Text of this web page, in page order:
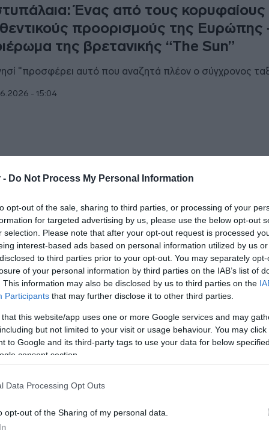
- Do Not Process My Personal Information
opt-out of the sale, sharing to third parties, or processing of your
for targeted advertising by us, please use the below opt-out
selection. Please note that after your opt-out request is processed
interest-based ads based on personal information utilized by us
to third parties prior to your opt-out. You may separately
of your personal information by third parties on the IAB’s list of
This information may also be disclosed by us to third parties on the
Participants that may further disclose it to other third parties.
that this website/app uses one or more Google services and may
but not limited to your visit or usage behaviour. You may
to Google and its third-party tags to use your data for below
consent section.
Data Processing Opt Outs
opt-out of the Sharing of my personal data.
Ένας από τους κορυφαίους
προορισμούς της Ευρώπης
της βρετανικής “The Sun”
"προσφέρει αυτό που αναζητά πλέον ο σύγχρονος
- 15:04
η Αστυπάλαια
η ανακοίνωση
- 19:02
Ένας από τους πλέον
για το 2026